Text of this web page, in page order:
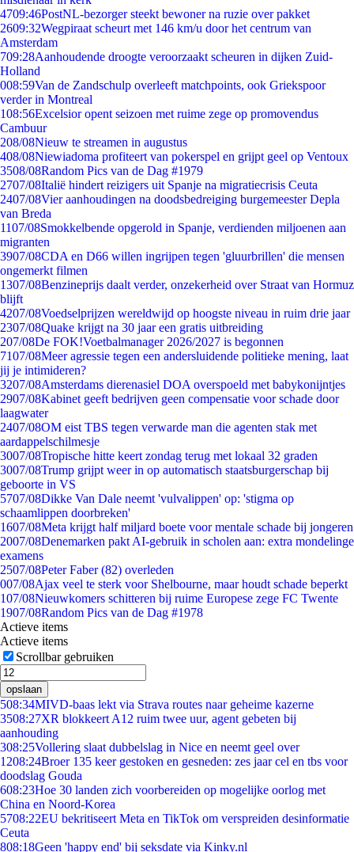
4709:46PostNL-bezorger steekt bewoner na ruzie over pakket
2609:32Wegpiraat scheurt met 146 km/u door het centrum van
Amsterdam
709:28Aanhoudende droogte veroorzaakt scheuren in dijken Zuid-
Holland
008:59Van de Zandschulp overleeft matchpoints, ook Griekspoor
verder in Montreal
108:56Excelsior opent seizoen met ruime zege op promovendus
Cambuur
208/08Nieuw te streamen in augustus
408/08Niewiadoma profiteert van pokerspel en grijpt geel op Ventoux
3508/08Random Pics van de Dag #1979
2707/08Italië hindert reizigers uit Spanje na migratiecrisis Ceuta
2407/08Vier aanhoudingen na doodsbedreiging burgemeester Depla
van Breda
1107/08Smokkelbende opgerold in Spanje, verdienden miljoenen aan
migranten
3907/08CDA en D66 willen ingrijpen tegen 'gluurbrillen' die mensen
ongemerkt filmen
1307/08Benzineprijs daalt verder, onzekerheid over Straat van Hormuz
blijft
4207/08Voedselprijzen wereldwijd op hoogste niveau in ruim drie jaar
2307/08Quake krijgt na 30 jaar een gratis uitbreiding
207/08De FOK!Voetbalmanager 2026/2027 is begonnen
7107/08Meer agressie tegen een andersluidende politieke mening, laat
jij je intimideren?
3207/08Amsterdams dierenasiel DOA overspoeld met babykonijntjes
2907/08Kabinet geeft bedrijven geen compensatie voor schade door
laagwater
2407/08OM eist TBS tegen verwarde man die agenten stak met
aardappelschilmesje
3007/08Tropische hitte keert zondag terug met lokaal 32 graden
3007/08Trump grijpt weer in op automatisch staatsburgerschap bij
geboorte in VS
5707/08Dikke Van Dale neemt 'vulvalippen' op: 'stigma op
schaamlippen doorbreken'
1607/08Meta krijgt half miljard boete voor mentale schade bij jongeren
2007/08Denemarken pakt AI-gebruik in scholen aan: extra mondelinge
examens
2507/08Peter Faber (82) overleden
007/08Ajax veel te sterk voor Shelbourne, maar houdt schade beperkt
107/08Nieuwkomers schitteren bij ruime Europese zege FC Twente
1907/08Random Pics van de Dag #1978
Actieve items
Actieve items
Scrollbar gebruiken
opslaan
508:34MIVD-baas lekt via Strava routes naar geheime kazerne
3508:27XR blokkeert A12 ruim twee uur, agent gebeten bij
aanhouding
308:25Vollering slaat dubbelslag in Nice en neemt geel over
1208:24Broer 135 keer gestoken en gesneden: zes jaar cel en tbs voor
doodslag Gouda
608:23Hoe 30 landen zich voorbereiden op mogelijke oorlog met
China en Noord-Korea
5708:22EU bekritiseert Meta en TikTok om verspreiden desinformatie
Ceuta
808:18Geen 'happy end' bij seksdate via Kinky.nl